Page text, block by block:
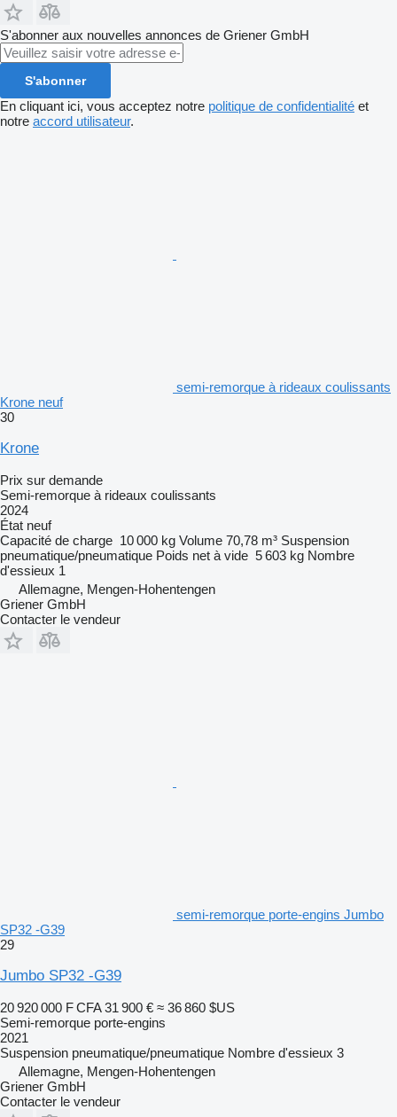
S'abonner aux nouvelles annonces de Griener GmbH
S'abonner
En cliquant ici, vous acceptez notre politique de confidentialité et
notre accord utilisateur.
semi-remorque à rideaux coulissants
Krone neuf
30
Krone
Prix sur demande
Semi-remorque à rideaux coulissants
2024
État neuf
Capacité de charge 10 000 kg Volume 70,78 m³ Suspension
pneumatique/pneumatique Poids net à vide 5 603 kg Nombre
d'essieux 1
Allemagne, Mengen-Hohentengen
Griener GmbH
Contacter le vendeur
semi-remorque porte-engins Jumbo
SP32 -G39
29
Jumbo SP32 -G39
20 920 000 F CFA 31 900 € ≈ 36 860 $US
Semi-remorque porte-engins
2021
Suspension pneumatique/pneumatique Nombre d'essieux 3
Allemagne, Mengen-Hohentengen
Griener GmbH
Contacter le vendeur